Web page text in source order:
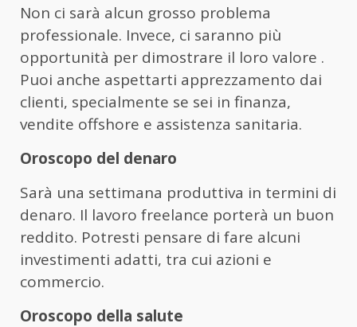
Non ci sarà alcun grosso problema
professionale. Invece, ci saranno più
opportunità per dimostrare il loro valore .
Puoi anche aspettarti apprezzamento dai
clienti, specialmente se sei in finanza,
vendite offshore e assistenza sanitaria.
Oroscopo del denaro
Sarà una settimana produttiva in termini di
denaro. Il lavoro freelance porterà un buon
reddito. Potresti pensare di fare alcuni
investimenti adatti, tra cui azioni e
commercio.
Oroscopo della salute